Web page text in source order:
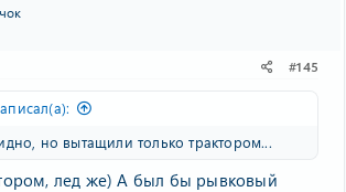
#145
но вытащили только трактором...
лед же) А был бы рывковый